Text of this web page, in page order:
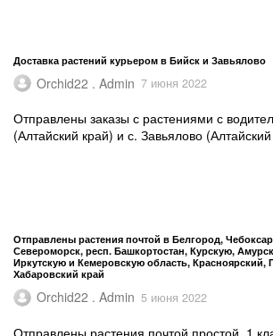
Доставка растений курьером в Бийск и Завьялово
Orchid22 . Admin 7 июня 2022
Отправлены заказы с растениями с
(Алтайский край) и с. Завьялово
Отправлены растения почтой в Белгород,
Североморск, респ. Башкортостан, Курскую,
Иркутскую и Кемеровскую область, Красноярский,
Хабаровский край
Orchid22 . Admin 5 июня 2022
Отправлены растения почтой простой, 1